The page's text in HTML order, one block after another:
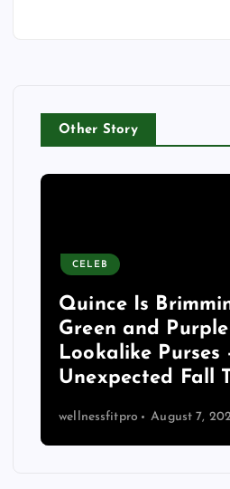
Other Story
CELEB
Quince Is
Green and
Lookalike Purses
Unexpected Fall
wellnessfitpro August 7,